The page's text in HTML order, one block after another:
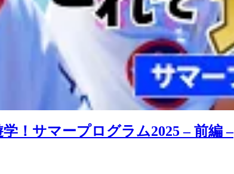
！サマープログラム2025 – 前編 –